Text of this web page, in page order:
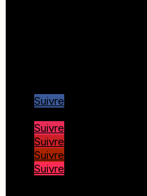
Suivre
Suivre
Suivre
Suivre
Suivre